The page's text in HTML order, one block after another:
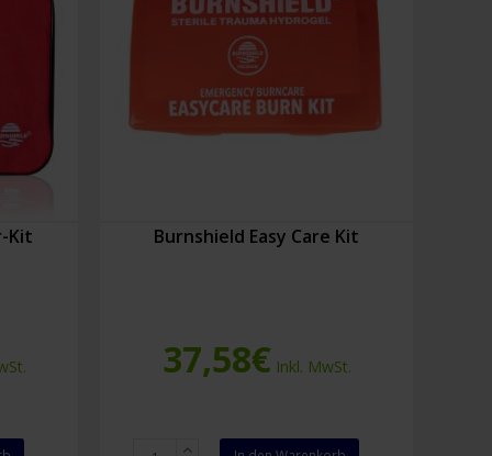
Kit Burnshield Easy Care Kit
37,58€ Inkl. MwSt.
Burnshield